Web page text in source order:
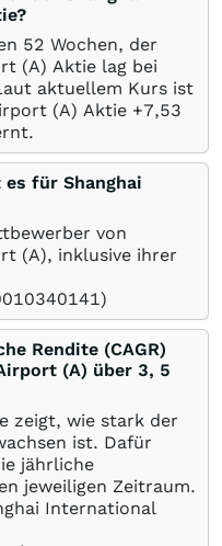
52 Wochen, der
(A) Aktie lag bei
aktuellem Kurs ist
(A) Aktie +7,53
für Shanghai
von
(A), inklusive ihrer
Rendite (CAGR)
(A) über 3, 5
zeigt, wie stark der
ist. Dafür
jährliche
jeweiligen Zeitraum.
International